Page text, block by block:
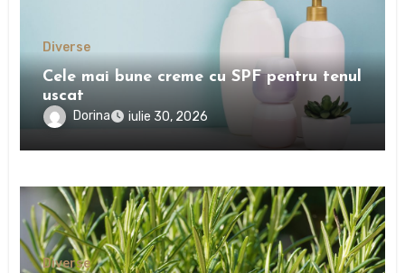
Diverse
Cele mai bune creme cu SPF pentru tenul
uscat
Dorina iulie 30, 2026
Diverse